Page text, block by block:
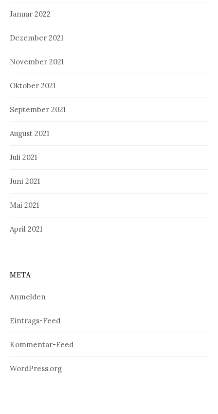
Januar 2022
Dezember 2021
November 2021
Oktober 2021
September 2021
August 2021
Juli 2021
Juni 2021
Mai 2021
April 2021
META
Anmelden
Eintrags-Feed
Kommentar-Feed
WordPress.org